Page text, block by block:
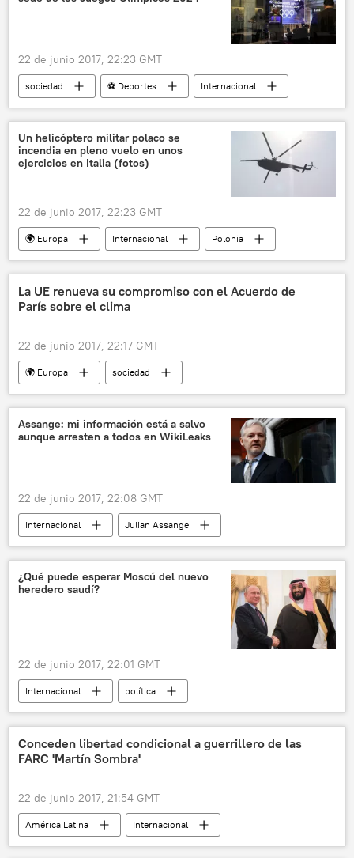
Unión Europea (UE) noticias
22 de junio 2017, 22:23 GMT
sociedad ⚽ Deportes
Internacional
América del Norte
EEUU
Donald Trump
Juegos Olímpicos de París 2024
Los Ángeles
Un helicóptero militar polaco se
incendia en pleno vuelo en unos
ejercicios en Italia (fotos)
22 de junio 2017, 22:23 GMT
🌍 Europa Internacional
Polonia
Italia
helicópteros
accidente aéreo
noticias
La UE renueva su compromiso con el Acuerdo de
París sobre el clima
22 de junio 2017, 22:17 GMT
🌍 Europa
sociedad
medioambiente
Internacional
Acuerdo de París
Unión Europea (UE)
noticias
Assange: mi información está a salvo
aunque arresten a todos en WikiLeaks
22 de junio 2017, 22:08 GMT
Internacional
Julian Assange
WikiLeaks
noticias
¿Qué puede esperar Moscú del nuevo
heredero saudí?
22 de junio 2017, 22:01 GMT
Internacional
política
🌍 Oriente Medio
Rusia
Arabia Saudita
Salmán bin Abdulaziz Al Saúd
heredero
noticias
Conceden libertad condicional a guerrillero de las
FARC 'Martín Sombra'
22 de junio 2017, 21:54 GMT
América Latina
Internacional
Colombia
Martín Sombra
FARC